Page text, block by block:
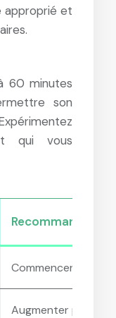
approprié et
60 minutes
son
qui vous
Commencer avec
Augmenter